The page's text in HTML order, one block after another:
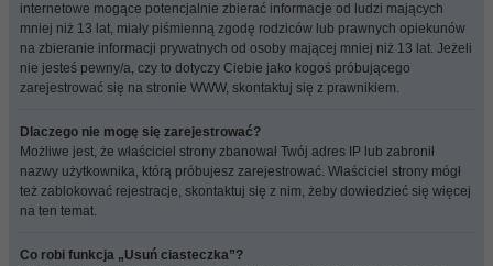
internetowe mogące potencjalnie zbierać informacje od ludzi mających
mniej niż 13 lat, miały piśmienną zgodę rodziców lub prawnych opiekunów
na zbieranie informacji prywatnych od osoby mającej mniej niż 13 lat. Jeżeli
nie jesteś pewny/a, czy to dotyczy Ciebie jako kogoś próbującego
zarejestrować się na stronie WWW, skontaktuj się z prawnikiem.
Dlaczego nie mogę się zarejestrować?
Możliwe jest, że właściciel strony zbanował Twój adres IP lub zabronił
nazwy użytkownika, którą próbujesz zarejestrować. Właściciel strony mógł
też zablokować rejestracje, skontaktuj się z nim, żeby dowiedzieć się więcej
na ten temat.
Co robi funkcja „Usuń ciasteczka”?